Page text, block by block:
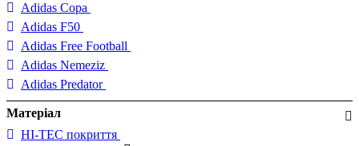
Adidas Copa
Adidas F50
Adidas Free Football
Adidas Nemeziz
Adidas Predator
Матеріал
HI-TEC покриття